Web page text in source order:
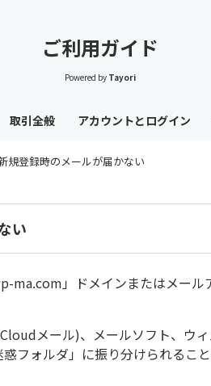
ご利用ガイド
Powered by Tayori
取引全般 アカウントとログイン
規登録時のメールが届かない
い
ma.com」ドメインまたはメール
メール)、メールソフト、ウ
惑フォルダ」に振り分けられるこ